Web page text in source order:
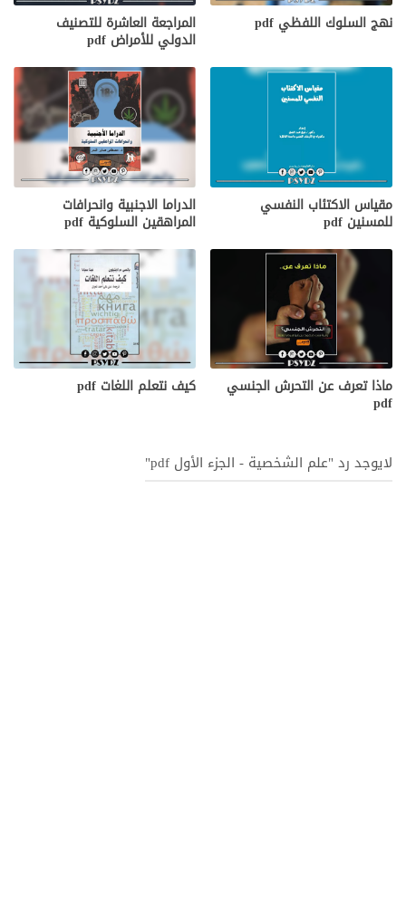
نهج السلوك اللفظي pdf المراجعة العاشرة للتصنيف
الدولي للأمراض pdf
مقياس الاكتئاب النفسي
للمسنين pdf
الدراما الاجنبية وانحرافات
المراهقين السلوكية pdf
ماذا تعرف عن التحرش الجنسي
pdf
كيف نتعلم اللغات pdf
لايوجد رد "علم الشخصية - الجزء الأول pdf"